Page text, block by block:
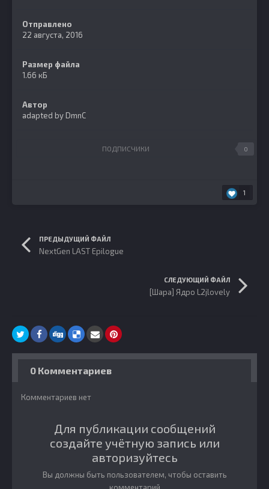
Отправлено
22 августа, 2016
Размер файла
1.66 кБ
Автор
adapted by DmnC
ПОДПИСЧИКИ 0
1
ПРЕДЫДУЩИЙ ФАЙЛ
NextGen LAST Epilogue
СЛЕДУЮЩИЙ ФАЙЛ
[Шара] Ядро L2jlovely
0 Комментариев
Комментариев нет
Для публикации сообщений
создайте учётную запись или
авторизуйтесь
Вы должны быть пользователем, чтобы оставить
комментарий